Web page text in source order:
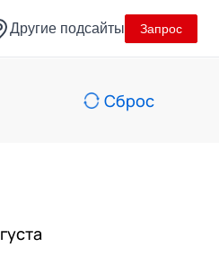
Другие подсайты Запрос
Сброс